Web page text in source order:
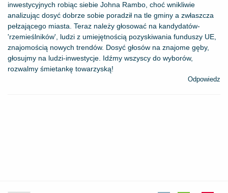
inwestycyjnych robiąc siebie Johna Rambo, choć wnikliwie
analizując dosyć dobrze sobie poradził na tle gminy a zwłaszcza
pełzającego miasta. Teraz należy głosować na kandydatów-
'rzemieślników', ludzi z umiejętnością pozyskiwania funduszy UE,
znajomością nowych trendów. Dosyć głosów na znajome gęby,
głosujmy na ludzi-inwestycje. Idźmy wszyscy do wyborów,
rozwalmy śmietankę towarzyską!
Odpowiedz